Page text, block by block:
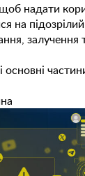
надати
на
залучення